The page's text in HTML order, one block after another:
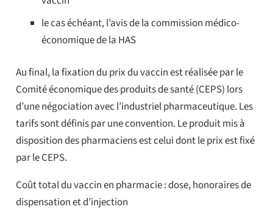
le cas échéant, l’avis de la commission médico-
économique de la HAS
Au final, la fixation du prix du vaccin est réalisée par le
Comité économique des produits de santé (CEPS) lors
d’une négociation avec l’industriel pharmaceutique. Les
tarifs sont définis par une convention. Le produit mis à
disposition des pharmaciens est celui dont le prix est fixé
par le CEPS.
Coût total du vaccin en pharmacie : dose, honoraires de
dispensation et d’injection